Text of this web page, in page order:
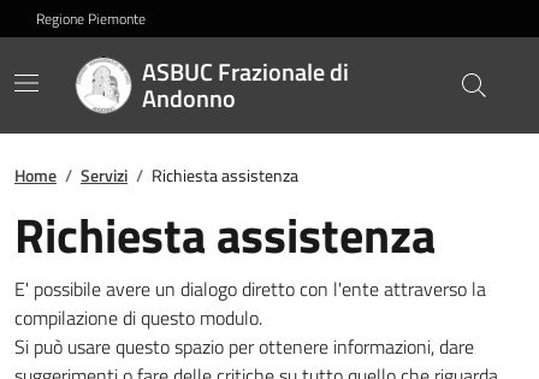
Regione Piemonte
ASBUC Frazionale di
Andonno
Home / Servizi / Richiesta assistenza
Richiesta assistenza
E' possibile avere un dialogo diretto con l'ente attraverso la
compilazione di questo modulo.
Si può usare questo spazio per ottenere informazioni, dare